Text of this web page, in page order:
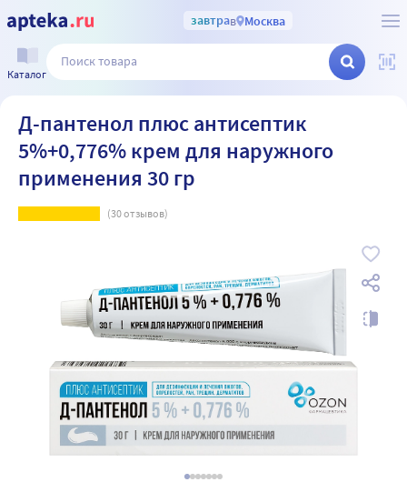
завтрав Москва
Каталог
Д-пантенол плюс антисептик
5%+0,776% крем для наружного
применения 30 гр
(30отзывов)